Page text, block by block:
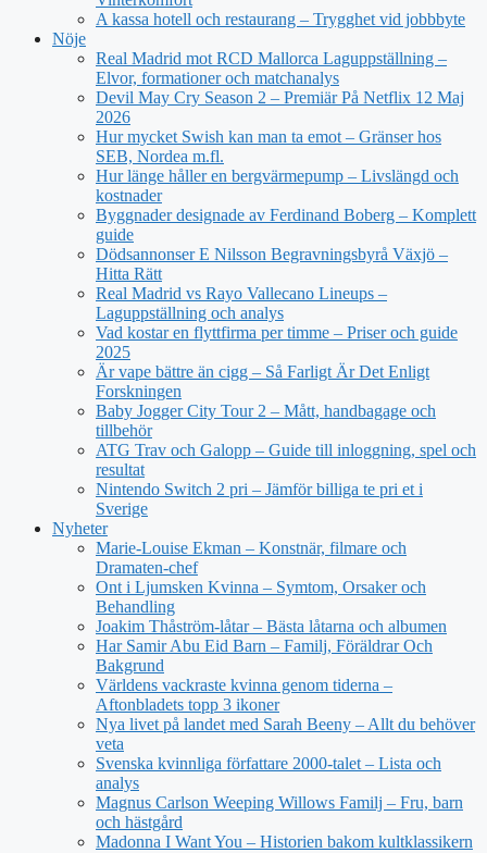
A kassa hotell och restaurang – Trygghet vid jobbbyte
Nöje
Real Madrid mot RCD Mallorca Laguppställning –
Elvor, formationer och matchanalys
Devil May Cry Season 2 – Premiär På Netflix 12 Maj
2026
Hur mycket Swish kan man ta emot – Gränser hos
SEB, Nordea m.fl.
Hur länge håller en bergvärmepump – Livslängd och
kostnader
Byggnader designade av Ferdinand Boberg – Komplett
guide
Dödsannonser E Nilsson Begravningsbyrå Växjö –
Hitta Rätt
Real Madrid vs Rayo Vallecano Lineups –
Laguppställning och analys
Vad kostar en flyttfirma per timme – Priser och guide
2025
Är vape bättre än cigg – Så Farligt Är Det Enligt
Forskningen
Baby Jogger City Tour 2 – Mått, handbagage och
tillbehör
ATG Trav och Galopp – Guide till inloggning, spel och
resultat
Nintendo Switch 2 pri – Jämför billiga te pri et i
Sverige
Nyheter
Marie-Louise Ekman – Konstnär, filmare och
Dramaten-chef
Ont i Ljumsken Kvinna – Symtom, Orsaker och
Behandling
Joakim Thåström-låtar – Bästa låtarna och albumen
Har Samir Abu Eid Barn – Familj, Föräldrar Och
Bakgrund
Världens vackraste kvinna genom tiderna –
Aftonbladets topp 3 ikoner
Nya livet på landet med Sarah Beeny – Allt du behöver
veta
Svenska kvinnliga författare 2000-talet – Lista och
analys
Magnus Carlson Weeping Willows Familj – Fru, barn
och hästgård
Madonna I Want You – Historien bakom kultklassikern